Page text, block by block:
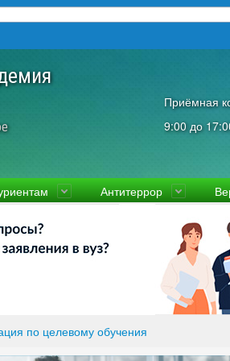
Приёмная
9:00 до
Преподаватели и сотрудники
Прочие документы
комиссия
Антитеррор
Правовая
Информация
по целевому обучения